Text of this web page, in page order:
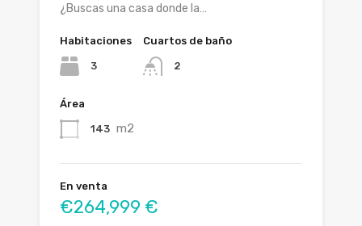
¿Buscas una casa donde la…
Habitaciones
3
Cuartos de baño
2
Área
143 m2
En venta
€264,999 €